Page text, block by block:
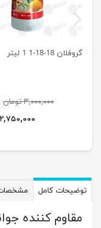
گروفلان 18-18-1 1 لیتر
۳,۰۰۰,۰۰۰ تومان
۲,۷۵۰,۰۰۰ تومان
previus
توضیحات کامل
مقاوم کننده